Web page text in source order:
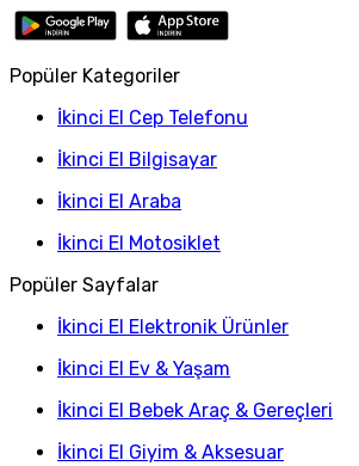
Popüler Kategoriler
İkinci El Cep Telefonu
İkinci El Bilgisayar
İkinci El Araba
İkinci El Motosiklet
Popüler Sayfalar
İkinci El Elektronik Ürünler
İkinci El Ev & Yaşam
İkinci El Bebek Araç & Gereçleri
İkinci El Giyim & Aksesuar